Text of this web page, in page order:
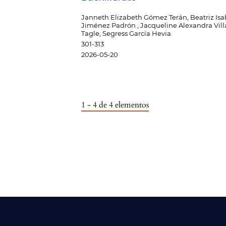
Janneth Elizabeth Gómez Terán, Beatriz
Jiménez Padrón , Jacqueline Alexandra
Tagle, Segress García Hevia
301-313
2026-05-20
1 - 4 de 4 elementos